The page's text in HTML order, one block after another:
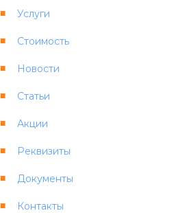
Услуги
Стоимость
Новости
Статьи
Акции
Реквизиты
Документы
Контакты